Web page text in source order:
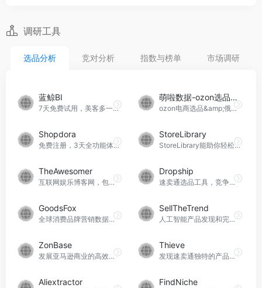
调研工具
选品分析 竞对分析 指数与榜单 市场调研
蓝鲸BI
7天免费试用，美客多一站式选品&amp;运营工具
萌啦数据-ozon选品工具
ozon电商选品&amp;俄罗斯市场大数据分析，就看萌啦数据
Shopdora
免费注册，3天全功能体验，大数据选品及运营工具，为全球品牌和卖家提供适用于Shopee的“选品+营销”服务
StoreLibrary
StoreLibrary能助你轻松高效地搜索千万级电商网站信息和亿级联系人数据，精准地筛选潜在用户，获取商业机会。
TheAwesomer
互联网娱乐博客网，包含在互联网上有趣的内容资源，提供有趣的视频、时尚主题、电影披露、游戏介绍、游戏视频等内容，用户可以在博客中获得许多有趣的内容资源
Dropship
速卖通选品工具，竞争对手分析，助您找到差异化产品
GoodsFox
全球消费品牌营销数据研究平台，可免费体验
SellTheTrend
人工智能产品发现和完整商店自动化，助力直销成功的一体化人工智能平台
ZonBase
发展亚马逊商业的高效工具
Thieve
发现速卖通独特的产品，可免费使用
Aliextractor FindNiche